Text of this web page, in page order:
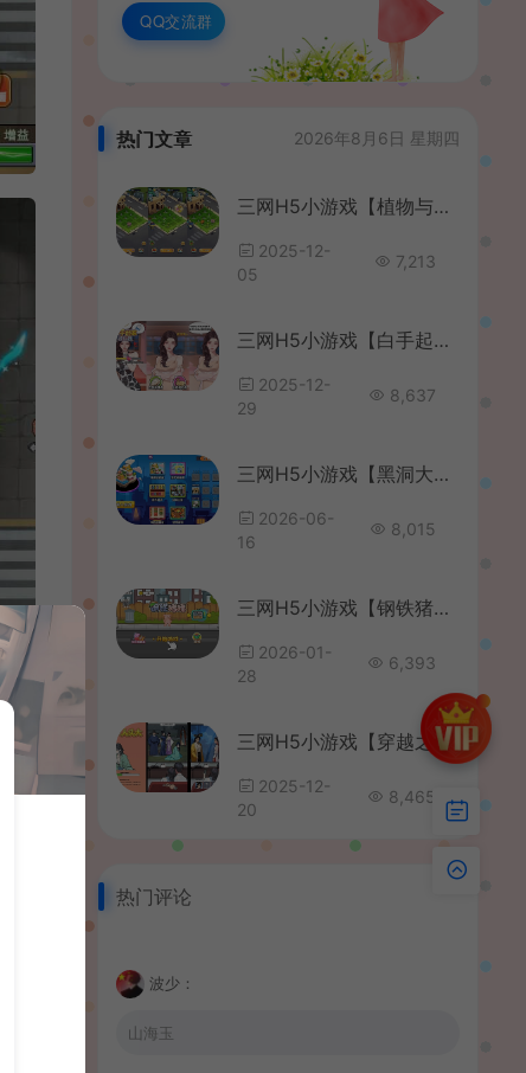
QQ交流群
热门文章 2026年8月6日 星期四
三网H5小游戏【植物与僵尸】最新整理WIN系服务端+Linux手工服务端+详细搭建教程+源码
2025-12-
05
7,213
三网H5小游戏【白手起家模拟器】最新整理WIN系服务端+Linux手工服务端+详细搭建教程
2025-12-
29
8,637
三网H5小游戏【黑洞大作战】最新整理WIN系服务端+Linux手工服务端+详细搭建教程
2026-06-
16
8,015
三网H5小游戏【钢铁猪猪】最新整理WIN系服务端+Linux手工服务端+详细搭建教程
2026-01-
28
6,393
三网H5小游戏【穿越之我在异世当女帝】最新整理WIN系服务端+Linux手工服务端+详细搭建教程
2025-12-
20
8,465
热门评论
波少：
山海玉